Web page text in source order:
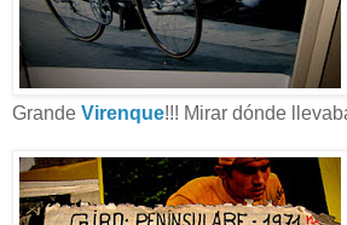
Grande Virenque!!! Mirar dónde